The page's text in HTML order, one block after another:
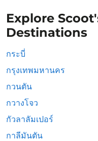
Explore
Destinations
กระบี่
กรุงเทพมหานคร
กวนตัน
กวางโจว
กัวลาลัมเปอร์
กาลีมันตัน